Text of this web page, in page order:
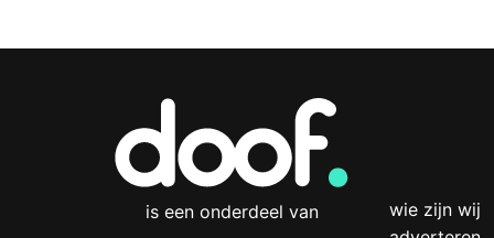
is een onderdeel van
wie zijn wij